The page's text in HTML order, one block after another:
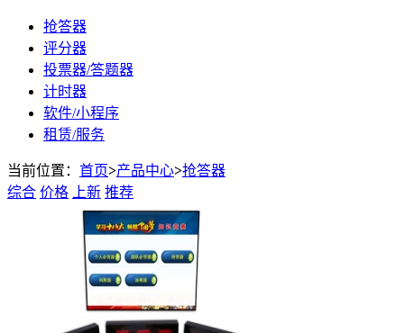
抢答器
评分器
投票器/答题器
计时器
软件/小程序
租赁/服务
当前位置： 首页>产品中心>抢答器
综合 价格 上新 推荐